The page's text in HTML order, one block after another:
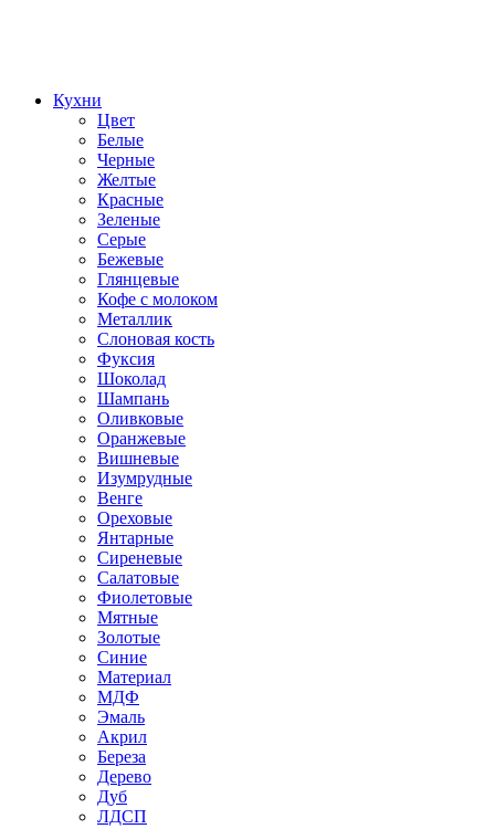
Кухни
Цвет
Белые
Черные
Желтые
Красные
Зеленые
Серые
Бежевые
Глянцевые
Кофе с молоком
Металлик
Слоновая кость
Фуксия
Шоколад
Шампань
Оливковые
Оранжевые
Вишневые
Изумрудные
Венге
Ореховые
Янтарные
Сиреневые
Салатовые
Фиолетовые
Мятные
Золотые
Синие
Материал
МДФ
Эмаль
Акрил
Береза
Дерево
Дуб
ЛДСП